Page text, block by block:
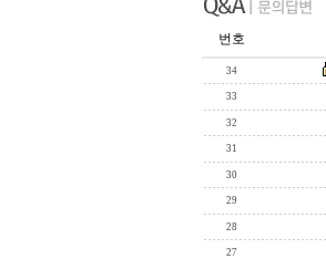
번호
34
33
32
31
30
29
28
27